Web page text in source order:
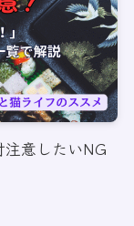
意したいNG